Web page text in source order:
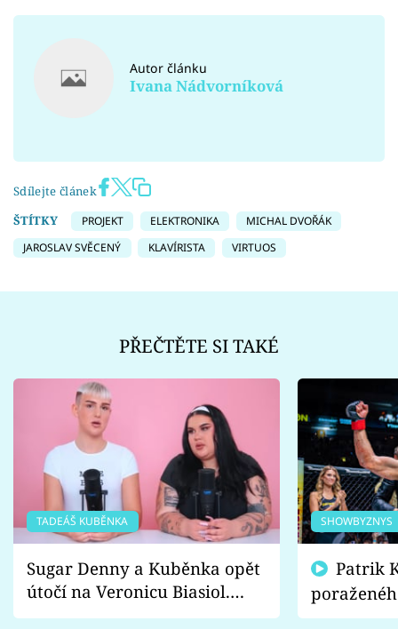
Autor článku
Ivana Nádvorníková
Sdílejte článek
ŠTÍTKY
PROJEKT ELEKTRONIKA
MICHAL DVOŘÁK
JAROSLAV SVĚCENÝ
KLAVÍRISTA VIRTUOS
PŘEČTĚTE SI TAKÉ
TADEÁŠ KUBĚNKA
Sugar Denny a Kuběnka opět
útočí na Veronicu Biasiol.
Proč je podle nich falešná a
SHOWBYZNYS
fanoušci